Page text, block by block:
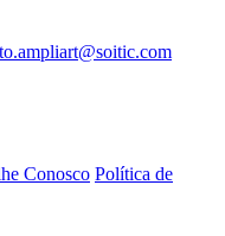
Conosco Política de